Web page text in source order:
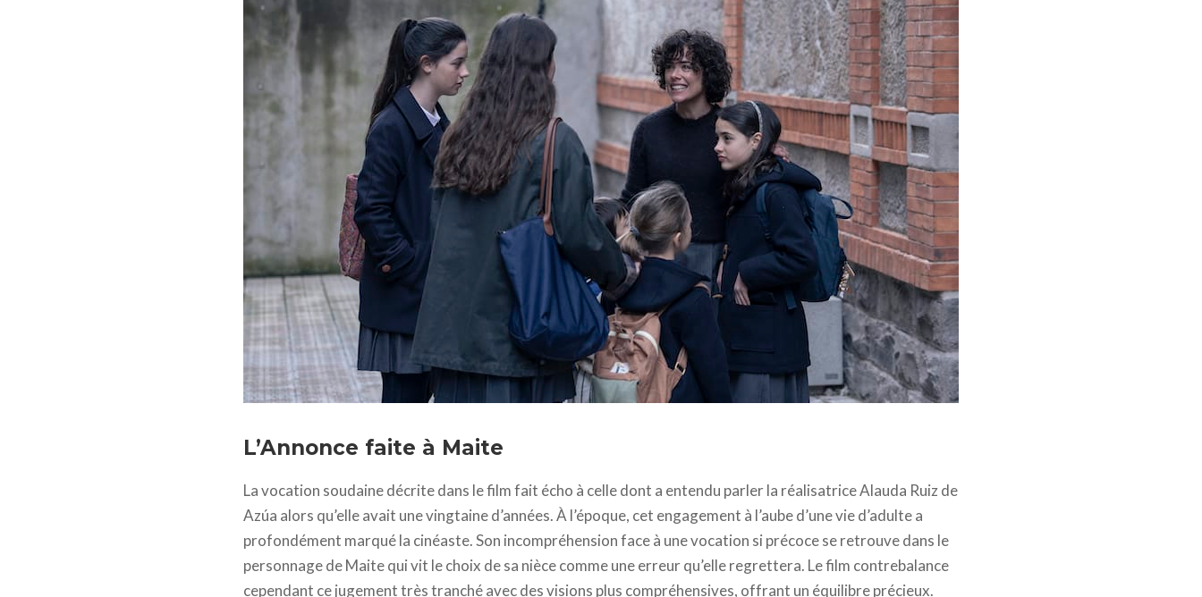
desencuentros película, A.I.E0., Movistar plus+, Le Pacte
L’Annonce faite à Maite
La vocation soudaine décrite dans le film fait écho à celle dont a entendu parler la réalisatrice Alauda Ruiz de
Azúa alors qu’elle avait une vingtaine d’années. À l’époque, cet engagement à l’aube d’une vie d’adulte a
profondément marqué la cinéaste. Son incompréhension face à une vocation si précoce se retrouve dans le
personnage de Maite qui vit le choix de sa nièce comme une erreur qu’elle regrettera. Le film contrebalance
cependant ce jugement très tranché avec des visions plus compréhensives, offrant un équilibre précieux.